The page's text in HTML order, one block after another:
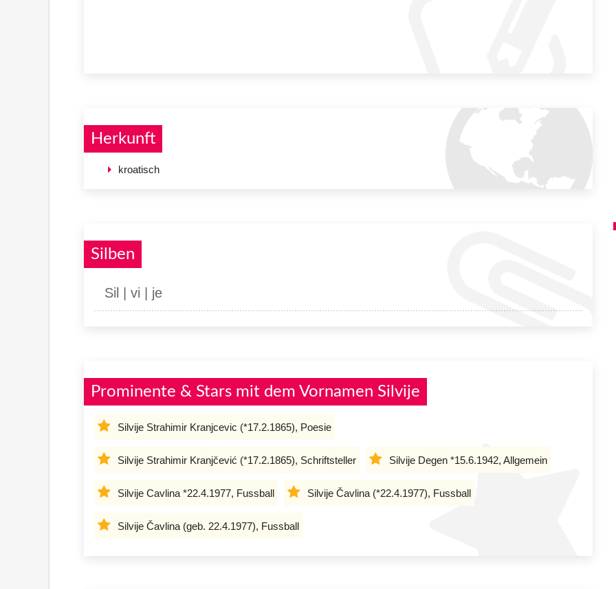
Herkunft
kroatisch
Silben
Sil | vi | je
Prominente & Stars mit dem Vornamen Silvije
Silvije Strahimir Kranjcevic (*17.2.1865), Poesie
Silvije Strahimir Kranjčević (*17.2.1865), Schriftsteller Silvije Degen *15.6.1942, Allgemein
Silvije Cavlina *22.4.1977, Fussball Silvije Čavlina (*22.4.1977), Fussball
Silvije Čavlina (geb. 22.4.1977), Fussball